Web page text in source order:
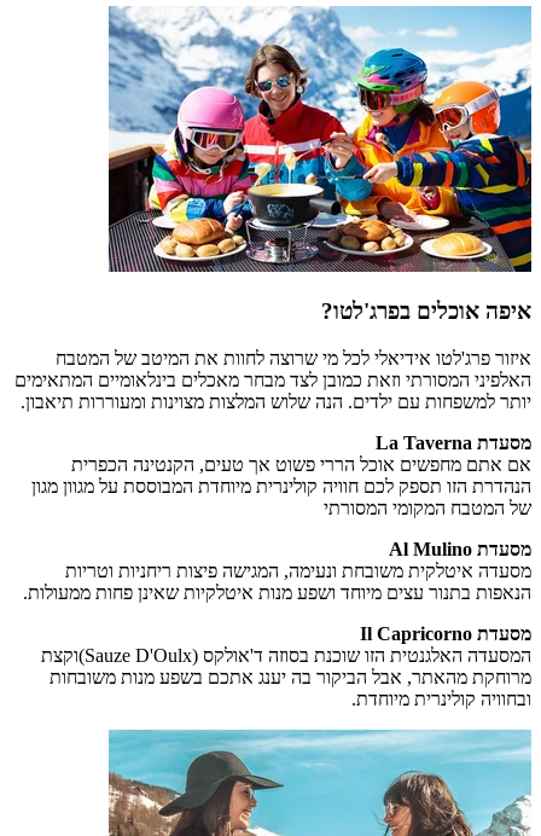
איפה אוכלים בפרג'לטו?
איזור פרג'לטו אידיאלי לכל מי שרוצה לחוות את המיטב של המטבח
האלפיני המסורתי וזאת כמובן לצד מבחר מאכלים בינלאומיים המתאימים
יותר למשפחות עם ילדים. הנה שלוש המלצות מצוינות ומעוררות תיאבון.
מסעדת La Taverna
אם אתם מחפשים אוכל הררי פשוט אך טעים, הקנטינה הכפרית
הנהדרת הזו תספק לכם חוויה קולינרית מיוחדת המבוססת על מגוון מגון
של המטבח המקומי המסורתי
מסעדת Al Mulino
מסעדה איטלקית משובחת ונעימה, המגישה פיצות ריחניות וטריות
הנאפות בתנור עצים מיוחד ושפע מנות איטלקיות שאינן פחות ממעולות.
מסעדת Il Capricorno
המסעדה האלגנטית הזו שוכנת בסוזה ד'אולקס (Sauze D'Oulx)וקצת
מרוחקת מהאתר, אבל הביקור בה יענג אתכם בשפע מנות משובחות
ובחוויה קולינרית מיוחדת.